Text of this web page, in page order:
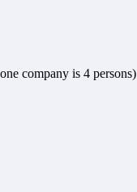
company is 4 persons)